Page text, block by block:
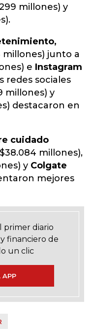
millones) y
millones) junto a
e Instagram
redes sociales
millones) y
destacaron en
cuidado
millones),
y Colgate
mejores
primer diario
financiero de
un clic
APP